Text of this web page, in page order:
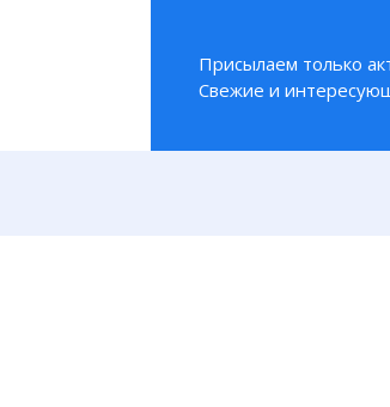
Присылаем только
Свежие и